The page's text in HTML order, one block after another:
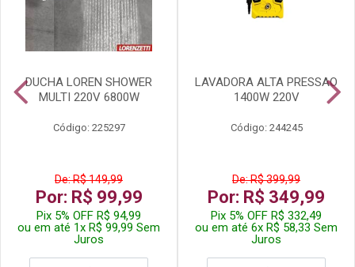
DUCHA LOREN SHOWER
MULTI 220V 6800W
Código: 225297
De: R$ 149,99
Por: R$ 99,99
Pix 5% OFF R$ 94,99
ou em até 1x R$ 99,99 Sem
Juros
LAVADORA ALTA PRESSAO
1400W 220V
Código: 244245
De: R$ 399,99
Por: R$ 349,99
Pix 5% OFF R$ 332,49
ou em até 6x R$ 58,33 Sem
Juros